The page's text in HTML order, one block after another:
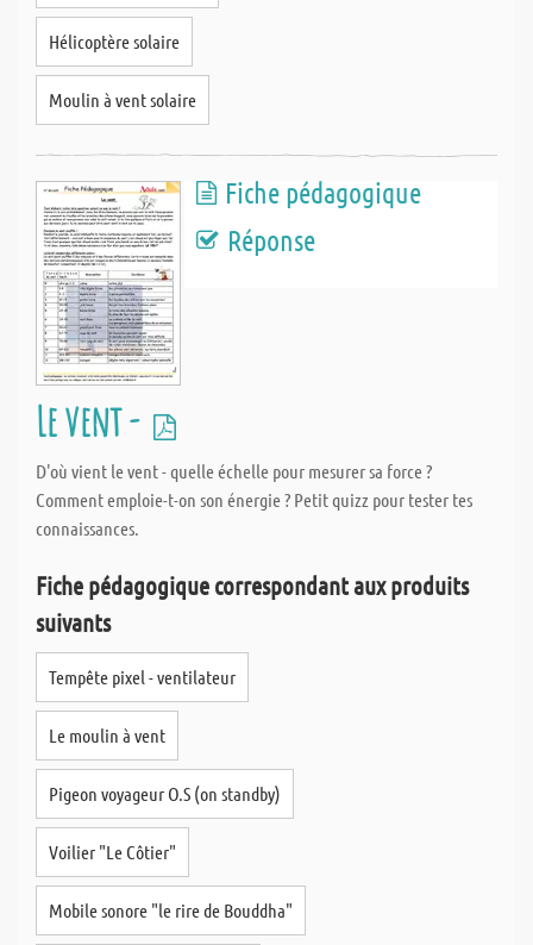
Hélicoptère solaire
Moulin à vent solaire
Fiche pédagogique
Réponse
Le vent -
D'où vient le vent - quelle échelle pour mesurer sa force ?
Comment emploie-t-on son énergie ? Petit quizz pour tester tes
connaissances.
Fiche pédagogique correspondant aux produits
suivants
Tempête pixel - ventilateur
Le moulin à vent
Pigeon voyageur O.S (on standby)
Voilier "Le Côtier"
Mobile sonore "le rire de Bouddha"